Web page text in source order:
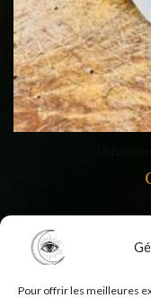
Pour offrir les meilleures